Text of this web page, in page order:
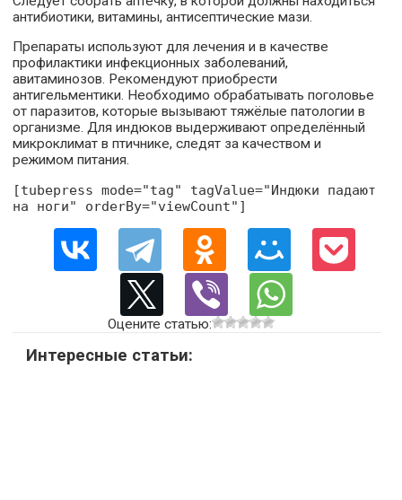
антибиотики, витамины, антисептические мази.
Препараты используют для лечения и в качестве
профилактики инфекционных заболеваний,
авитаминозов. Рекомендуют приобрести
антигельментики. Необходимо обрабатывать поголовье
от паразитов, которые вызывают тяжёлые патологии в
организме. Для индюков выдерживают определённый
микроклимат в птичнике, следят за качеством и
режимом питания.
[tubepress mode="tag" tagValue="Индюки падают
на ноги" orderBy="viewCount"]
Оцените статью:
Интересные статьи: